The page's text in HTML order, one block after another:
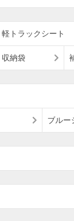
軽トラックシート
収納袋
ブルー